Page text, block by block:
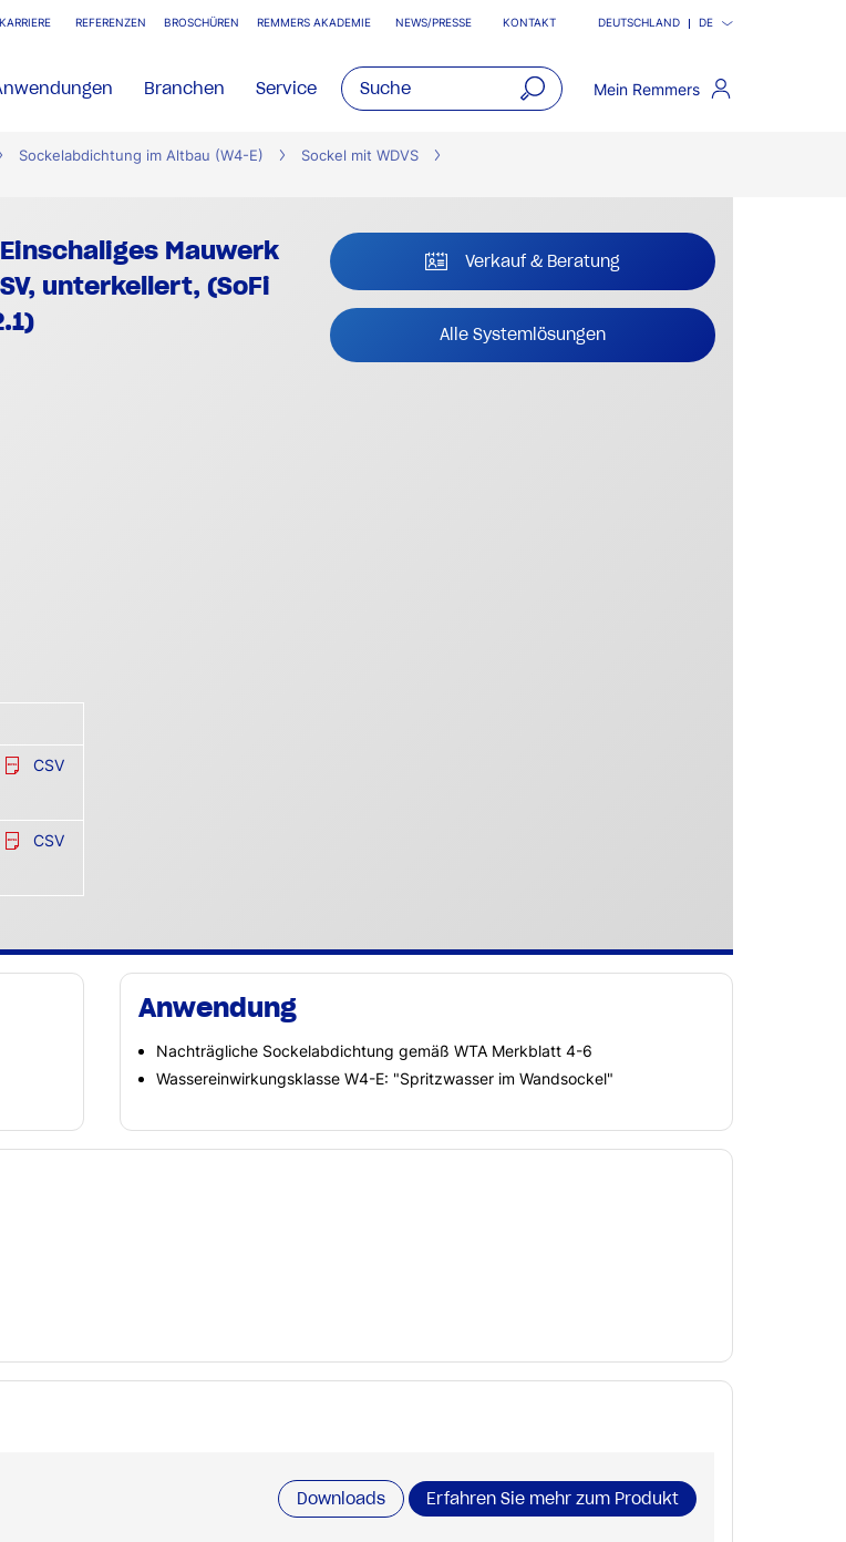
KARRIERE REFERENZEN BROSCHÜREN REMMERS AKADEMIE NEWS/PRESSE KONTAKT DEUTSCHLAND DE
Branchen Service Mein Remmers
Sockelabdichtung im Altbau (W4-E)
Sockel mit WDVS
Mauwerk
unterkellert, (SoFi
CSV
CSV
Verkauf & Beratung
Alle Systemlösungen
Anwendung
Nachträgliche Sockelabdichtung gemäß WTA Merkblatt 4-6
Wassereinwirkungsklasse W4-E: "Spritzwasser im Wandsockel"
Downloads Erfahren Sie mehr zum Produkt